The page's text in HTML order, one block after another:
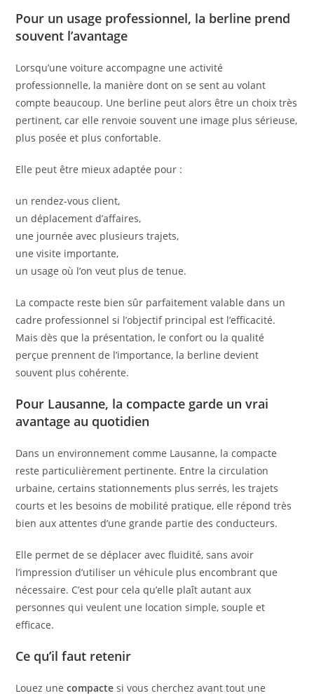
Pour un usage professionnel, la berline prend
souvent l’avantage
Lorsqu’une voiture accompagne une activité
professionnelle, la manière dont on se sent au volant
compte beaucoup. Une berline peut alors être un choix très
pertinent, car elle renvoie souvent une image plus sérieuse,
plus posée et plus confortable.
Elle peut être mieux adaptée pour :
un rendez-vous client,
un déplacement d’affaires,
une journée avec plusieurs trajets,
une visite importante,
un usage où l’on veut plus de tenue.
La compacte reste bien sûr parfaitement valable dans un
cadre professionnel si l’objectif principal est l’efficacité.
Mais dès que la présentation, le confort ou la qualité
perçue prennent de l’importance, la berline devient
souvent plus cohérente.
Pour Lausanne, la compacte garde un vrai
avantage au quotidien
Dans un environnement comme Lausanne, la compacte
reste particulièrement pertinente. Entre la circulation
urbaine, certains stationnements plus serrés, les trajets
courts et les besoins de mobilité pratique, elle répond très
bien aux attentes d’une grande partie des conducteurs.
Elle permet de se déplacer avec fluidité, sans avoir
l’impression d’utiliser un véhicule plus encombrant que
nécessaire. C’est pour cela qu’elle plaît autant aux
personnes qui veulent une location simple, souple et
efficace.
Ce qu’il faut retenir
Louez unecompacte si vous cherchez avant tout une